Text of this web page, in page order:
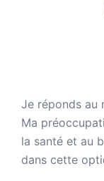
Je réponds au
Ma
la santé et au
dans cette